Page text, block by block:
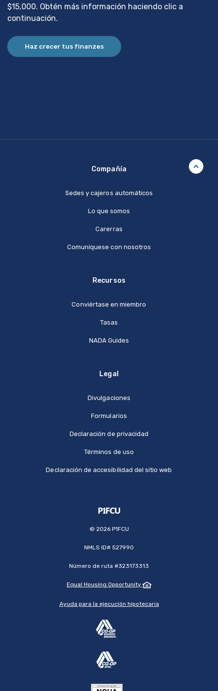
$15,000. Obtén más información haciendo clic a
continuación.
Haz crecer tus finanzes
Compañía
Sedes y cajeros automáticos
Lo que somos
Carerras
Comuníquese con nosotros
Recursos
Conviértase en miembro
Tasas
NADA Guides
Legal
Divulgaciones
Formularios
Declaración de privacidad
Términos de uso
Declaración de accesibilidad del sitio web
© 2026P1FCU
NMLS ID# 527990
Número de ruta #323173313
Equal Housing Opportunity
Ayuda para la ejecución hipotecaria